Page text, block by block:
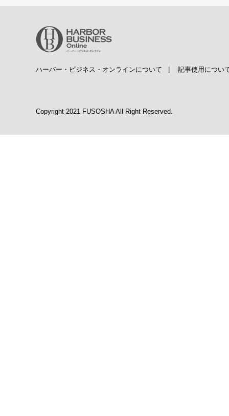
ハーバー・ビジネス・オンラインについて | 記事使用につい
Copyright 2021 FUSOSHA All Right Reserved.